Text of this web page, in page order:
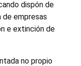
dispón de
empresas
e extinción de
no propio